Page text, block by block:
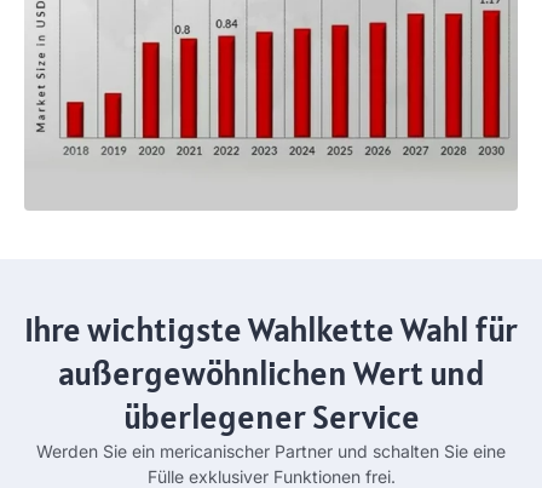
Ihre wichtigste Wahlkette Wahl für
außergewöhnlichen Wert und
überlegener Service
Werden Sie ein mericanischer Partner und schalten Sie eine
Fülle exklusiver Funktionen frei.